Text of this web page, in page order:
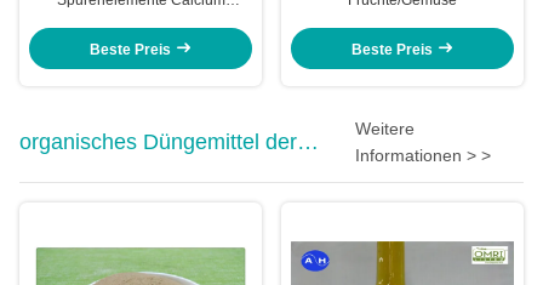
Beste Preis
Beste Preis
organisches Düngemittel der
Aminosäure
Weitere
Informationen > >